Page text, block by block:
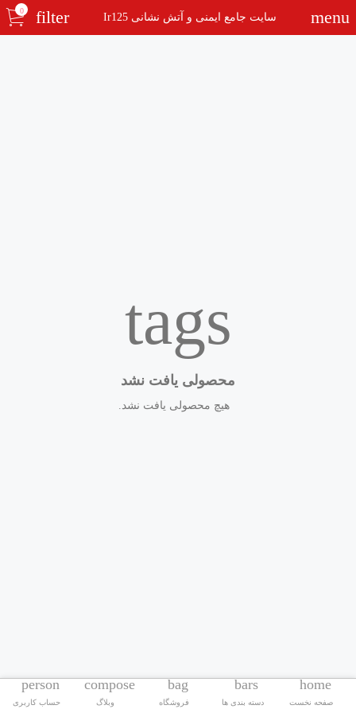
menu سایت جامع ایمنی و آتش نشانی Ir125 filter
0
home
صفحه نخست
bars
دسته بندی ها
bag
فروشگاه
compose
وبلاگ
person
حساب کاربری
tags
محصولی یافت نشد
هیچ محصولی یافت نشد.